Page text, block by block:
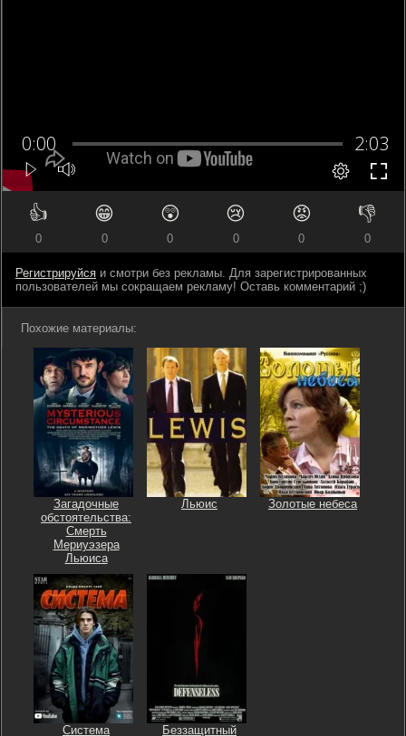
👍
0
😁
0
😲
0
😢
0
😡
0
👎
0
Регистрируйся и смотри без рекламы. Для зарегистрированных
пользователей мы сокращаем рекламу! Оставь комментарий ;)
Похожие материалы:
Загадочные
обстоятельства:
Смерть
Мериуэзера
Льюиса
Льюис Золотые небеса
Система Беззащитный